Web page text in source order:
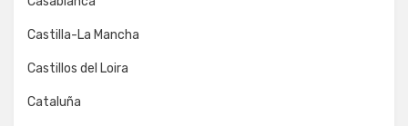
Castilla-La Mancha
Castillos del Loira
Cataluña